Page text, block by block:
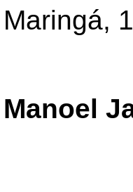
Maringá,
Manoel